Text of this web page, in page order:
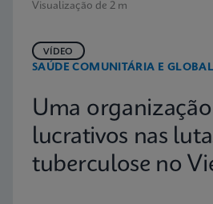
Visualização de 2 m
SAÚDE COMUNITÁRIA E GLOBAL
VÍDEO
Uma
lucrativos nas
tuberculose no